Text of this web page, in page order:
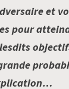
et
pour